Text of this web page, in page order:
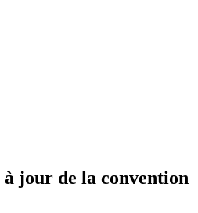
jour de la convention